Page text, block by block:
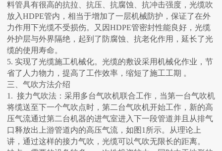
料管具有很高的抗拉、抗压、抗腐蚀、抗冲击强度，光缆吹
放入HDPE管内，相当于增加了一层机械防护，保证了在外
力作用下光缆不受损伤。又因HDPE管密封性能良好，光缆
外护层与外界隔绝，起到了防腐蚀、抗老化作用，延长了光
缆的使用寿命。
5. 实现了光缆施工机械化。光缆的敷设采用机械化作业，节
省了人力物力，提高了工作效率，缩短了施工工期 。
三、气吹方法介绍
1. 接力气吹法：采用多台气吹机联合工作，当第一台气吹机
将缆送至下一个气吹点时，第二台气吹机开始工作，新的高
压气流通过第二台机器的进气室进入下一段管道并且从排气
口释放出上游管道内的高压气流，如图1所示。从理论上
讲，通过这样的接力气吹，光缆可以气吹无限长的距离。